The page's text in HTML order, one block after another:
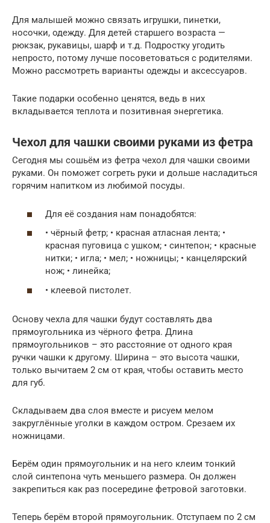
Для малышей можно связать игрушки, пинетки,
носочки, одежду. Для детей старшего возраста —
рюкзак, рукавицы, шарф и т.д. Подростку угодить
непросто, потому лучше посоветоваться с родителями.
Можно рассмотреть варианты одежды и аксессуаров.
Такие подарки особенно ценятся, ведь в них
вкладывается теплота и позитивная энергетика.
Чехол для чашки своими руками из фетра
Сегодня мы сошьём из фетра чехол для чашки своими
руками. Он поможет согреть руки и дольше насладиться
горячим напитком из любимой посуды.
Для её создания нам понадобятся:
• чёрный фетр; • красная атласная лента; •
красная пуговица с ушком; • синтепон; • красные
нитки; • игла; • мел; • ножницы; • канцелярский
нож; • линейка;
• клеевой пистолет.
Основу чехла для чашки будут составлять два
прямоугольника из чёрного фетра. Длина
прямоугольников – это расстояние от одного края
ручки чашки к другому. Ширина – это высота чашки,
только вычитаем 2 см от края, чтобы оставить место
для губ.
Складываем два слоя вместе и рисуем мелом
закруглённые уголки в каждом остром. Срезаем их
ножницами.
Берём один прямоугольник и на него клеим тонкий
слой синтепона чуть меньшего размера. Он должен
закрепиться как раз посередине фетровой заготовки.
Теперь берём второй прямоугольник. Отступаем по 2 см